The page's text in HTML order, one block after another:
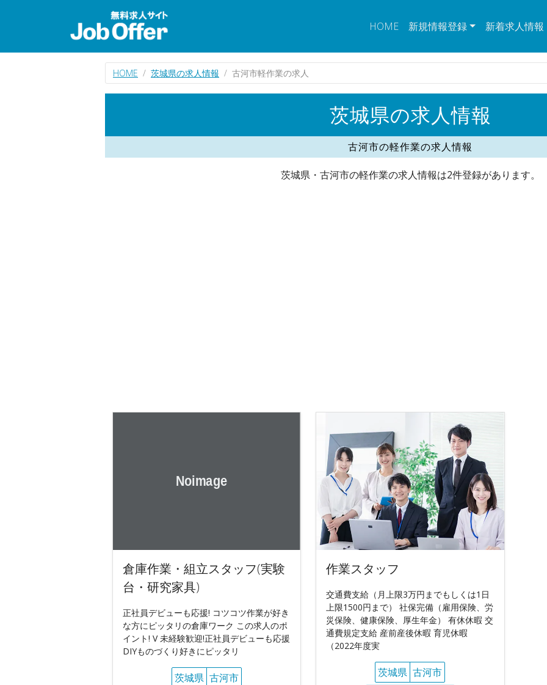
HOME 新規情報登録 新着求人情報
HOME 茨城県の求人情報 古河市軽作業の求人
茨城県の求人情報
古河市の軽作業の求人情報
茨城県・古河市の軽作業の求人情報は2件登録があります。
倉庫作業・組立スタッフ(実験
台・研究家具)
正社員デビューも応援! コツコツ作業が好き
な方にピッタリの倉庫ワーク この求人のポ
イント! V 未経験歓迎!正社員デビューも応援
DIYものづくり好きにピッタリ
茨城県 古河市
作業スタッフ
交通費支給（月上限3万円までもしくは1日
上限1500円まで） 社保完備（雇用保険、労
災保険、健康保険、厚生年金） 有休休暇 交
通費規定支給 産前産後休暇 育児休暇
（2022年度実
茨城県 古河市